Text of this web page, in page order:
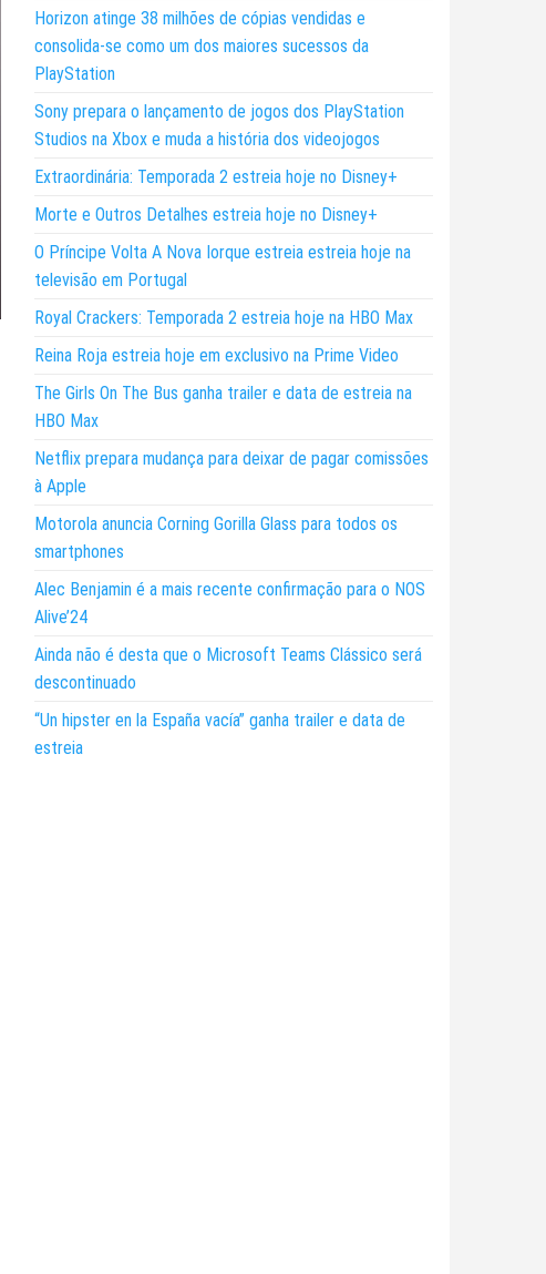
Horizon atinge 38 milhões de cópias vendidas e
consolida-se como um dos maiores sucessos da
PlayStation
Sony prepara o lançamento de jogos dos PlayStation
Studios na Xbox e muda a história dos videojogos
Extraordinária: Temporada 2 estreia hoje no Disney+
Morte e Outros Detalhes estreia hoje no Disney+
O Príncipe Volta A Nova Iorque estreia estreia hoje na
televisão em Portugal
Royal Crackers: Temporada 2 estreia hoje na HBO Max
Reina Roja estreia hoje em exclusivo na Prime Video
The Girls On The Bus ganha trailer e data de estreia na
HBO Max
Netflix prepara mudança para deixar de pagar comissões
à Apple
Motorola anuncia Corning Gorilla Glass para todos os
smartphones
Alec Benjamin é a mais recente confirmação para o NOS
Alive’24
Ainda não é desta que o Microsoft Teams Clássico será
descontinuado
“Un hipster en la España vacía” ganha trailer e data de
estreia